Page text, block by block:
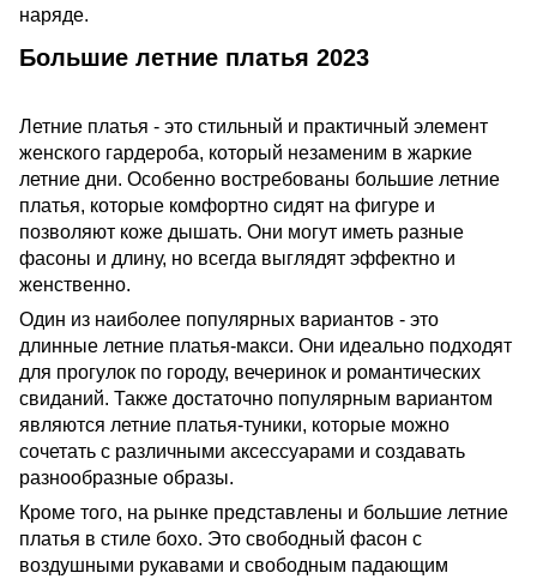
наряде.
Большие летние платья 2023
Летние платья - это стильный и практичный элемент
женского гардероба, который незаменим в жаркие
летние дни. Особенно востребованы большие летние
платья, которые комфортно сидят на фигуре и
позволяют коже дышать. Они могут иметь разные
фасоны и длину, но всегда выглядят эффектно и
женственно.
Один из наиболее популярных вариантов - это
длинные летние платья-макси. Они идеально подходят
для прогулок по городу, вечеринок и романтических
свиданий. Также достаточно популярным вариантом
являются летние платья-туники, которые можно
сочетать с различными аксессуарами и создавать
разнообразные образы.
Кроме того, на рынке представлены и большие летние
платья в стиле бохо. Это свободный фасон с
воздушными рукавами и свободным падающим